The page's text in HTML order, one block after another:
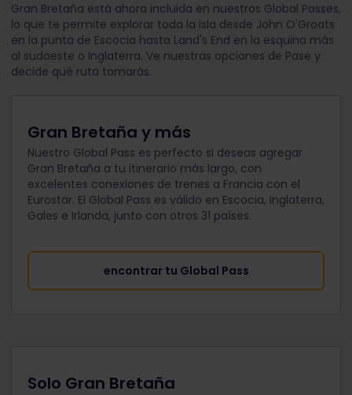
Gran Bretaña está ahora incluida en nuestros Global Passes,
lo que te permite explorar toda la isla desde John O'Groats
en la punta de Escocia hasta Land's End en la esquina más
al sudoeste o Inglaterra. Ve nuestras opciones de Pase y
decide qué ruta tomarás.
Gran Bretaña y más
Nuestro Global Pass es perfecto si deseas agregar
Gran Bretaña a tu itinerario más largo, con
excelentes conexiones de trenes a Francia con el
Eurostar. El Global Pass es válido en Escocia, Inglaterra,
Gales e Irlanda, junto con otros 31 países.
encontrar tu Global Pass
Solo Gran Bretaña